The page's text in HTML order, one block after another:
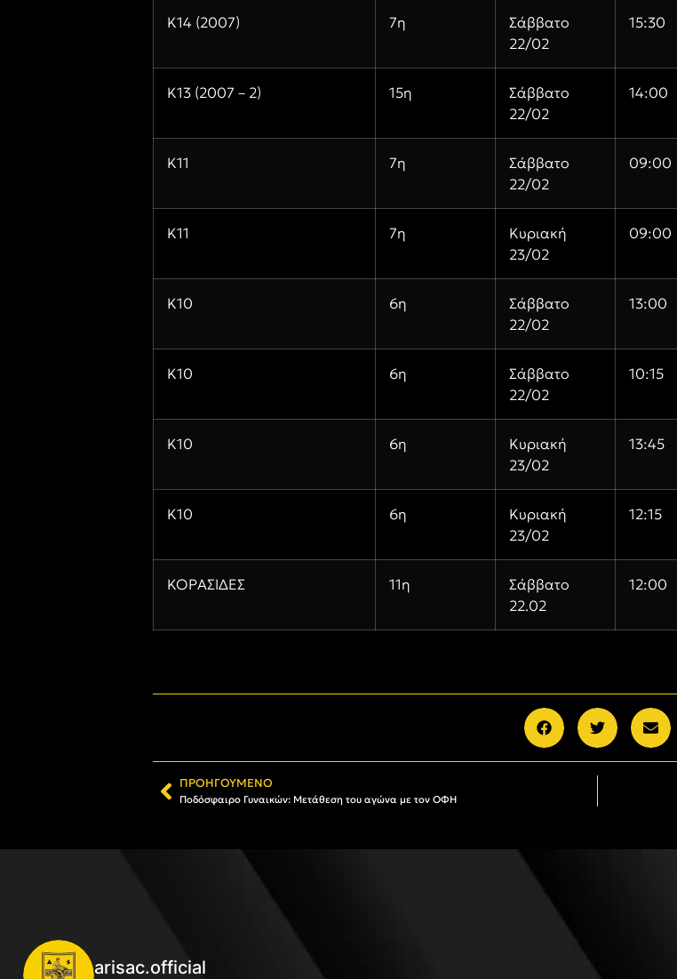
Κ14 (2007) 7η
Σάββατο
22/02
15:30
Κ13 (2007 – 2) 15η
Σάββατο
22/02
14:00
Κ11 7η
Σάββατο
22/02
09:00
Κ11 7η
Κυριακή
23/02
09:00
Κ10 6η
Σάββατο
22/02
13:00
Κ10 6η
Σάββατο
22/02
10:15
Κ10 6η
Κυριακή
23/02
13:45
Κ10 6η
Κυριακή
23/02
12:15
ΚΟΡΑΣΙΔΕΣ 11η
Σάββατο
22.02
12:00
ΠΡΟΗΓΟΎΜΕΝΟ
Ποδόσφαιρο Γυναικών: Μετάθεση του αγώνα με τον ΟΦΗ
arisac.official